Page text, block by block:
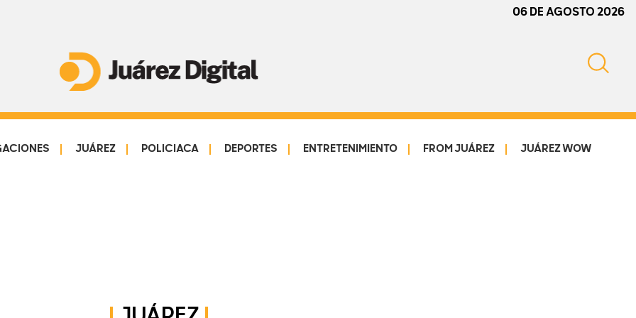
06 DE AGOSTO 2026
Digital
y
protegemos
JUÁREZ POLICIACA DEPORTES ENTRETENIMIENTO FROM JUÁREZ JUÁREZ WOW